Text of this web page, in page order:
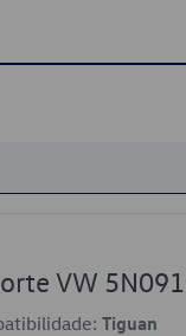
VW
Tiguan